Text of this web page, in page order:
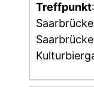
Treffpunkt